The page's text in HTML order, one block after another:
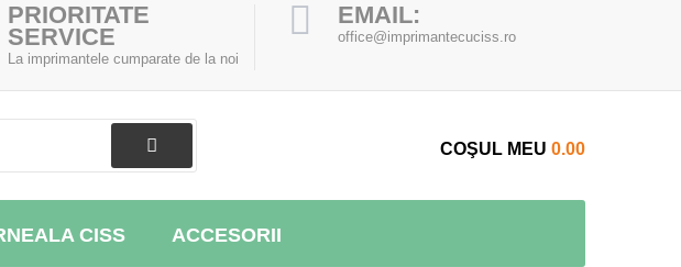
PRIORITATE
SERVICE
La imprimantele cumparate de la noi
EMAIL:
office@imprimantecuciss.ro
COŞUL MEU 0.00
CISS ACCESORII